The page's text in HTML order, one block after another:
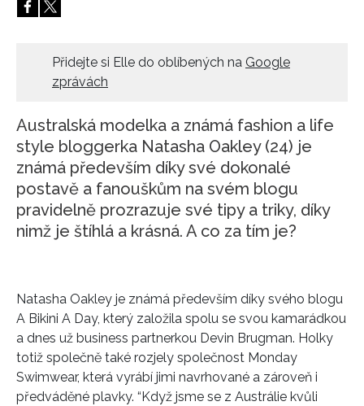
Přidejte si Elle do oblíbených na Google
zprávách
Australská modelka a známá fashion a life
style bloggerka Natasha Oakley (24) je
známá především díky své dokonalé
postavě a fanouškům na svém blogu
pravidelně prozrazuje své tipy a triky, díky
nimž je štíhlá a krásná. A co za tím je?
Natasha Oakley je známá především díky svého blogu
A Bikini A Day, který založila spolu se svou kamarádkou
a dnes už business partnerkou Devin Brugman. Holky
totiž společně také rozjely společnost Monday
Swimwear, která vyrábí jimi navrhované a zároveň i
předváděné plavky. “Když jsme se z Austrálie kvůli